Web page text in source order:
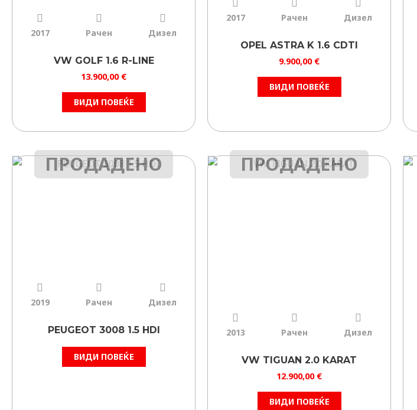
2017 Рачен Дизел
VW GOLF 1.6 R-LINE
13.900,00 €
ВИДИ ПОВЕЌЕ
2017 Рачен Дизел
OPEL ASTRA K 1.6 CDTI
9.900,00 €
ВИДИ ПОВЕЌЕ
ПРОДАДЕНО
2019 Рачен Дизел
PEUGEOT 3008 1.5 HDI
ВИДИ ПОВЕЌЕ
ПРОДАДЕНО
2013 Рачен Дизел
VW TIGUAN 2.0 KARAT
12.900,00 €
ВИДИ ПОВЕЌЕ